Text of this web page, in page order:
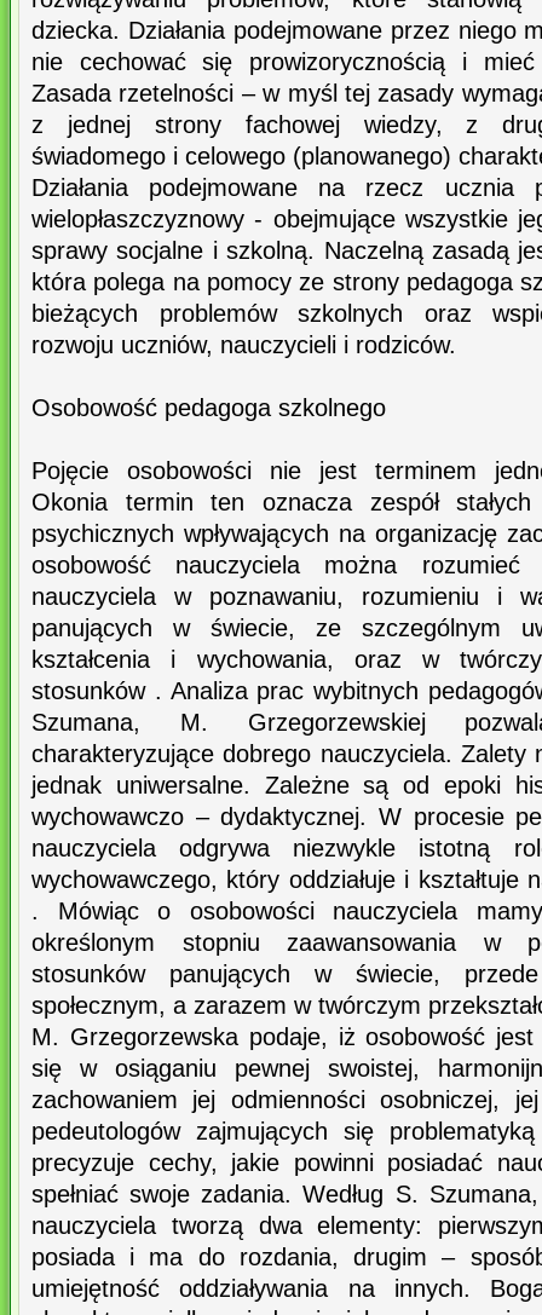
dziecka. Działania podejmowane przez niego
nie cechować się prowizorycznością i mieć
Zasada rzetelności – w myśl tej zasady
z jednej strony fachowej wiedzy, z
świadomego i celowego (planowanego)
Działania podejmowane na rzecz ucznia
wielopłaszczyznowy - obejmujące wszystkie
sprawy socjalne i szkolną. Naczelną zasadą
która polega na pomocy ze strony pedagoga
bieżących problemów szkolnych oraz
rozwoju uczniów, nauczycieli i rodziców.
Osobowość pedagoga szkolnego
Pojęcie osobowości nie jest terminem
Okonia termin ten oznacza zespół
psychicznych wpływających na organizację
osobowość nauczyciela można rozumieć
nauczyciela w poznawaniu, rozumieniu i
panujących w świecie, ze szczególnym
kształcenia i wychowania, oraz w
stosunków . Analiza prac wybitnych
Szumana, M. Grzegorzewskiej
charakteryzujące dobrego nauczyciela. Zalety
jednak uniwersalne. Zależne są od epoki
wychowawczo – dydaktycznej. W procesie
nauczyciela odgrywa niezwykle istotną
wychowawczego, który oddziałuje i kształtuje
. Mówiąc o osobowości nauczyciela
określonym stopniu zaawansowania w
stosunków panujących w świecie,
społecznym, a zarazem w twórczym
M. Grzegorzewska podaje, iż osobowość jest
się w osiąganiu pewnej swoistej,
zachowaniem jej odmienności osobniczej,
pedeutologów zajmujących się
precyzuje cechy, jakie powinni posiadać
spełniać swoje zadania. Według S.
nauczyciela tworzą dwa elementy:
posiada i ma do rozdania, drugim –
umiejętność oddziaływania na innych.